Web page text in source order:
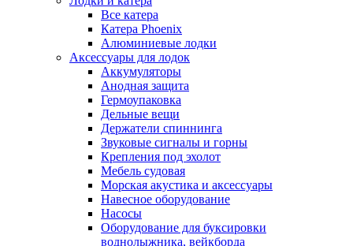
Все катера
Катера Phoenix
Алюминиевые лодки
Аксессуары для лодок
Аккумуляторы
Анодная защита
Гермоупаковка
Дельные вещи
Держатели спиннинга
Звуковые сигналы и горны
Крепления под эхолот
Мебель судовая
Морская акустика и аксессуары
Навесное оборудование
Насосы
Оборудование для буксировки
воднолыжника, вейкборда